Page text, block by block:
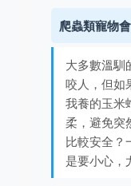
爬蟲類寵物
大多數溫馴
咬人，但如
我養的玉米
柔，避免突
比較安全？
是要小心，